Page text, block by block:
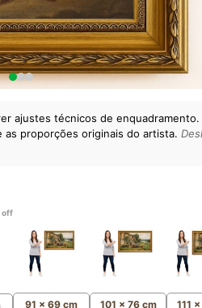
ajustes técnicos de
proporções originais do artista.
off
91 x 69 cm 101 x 76 cm 111